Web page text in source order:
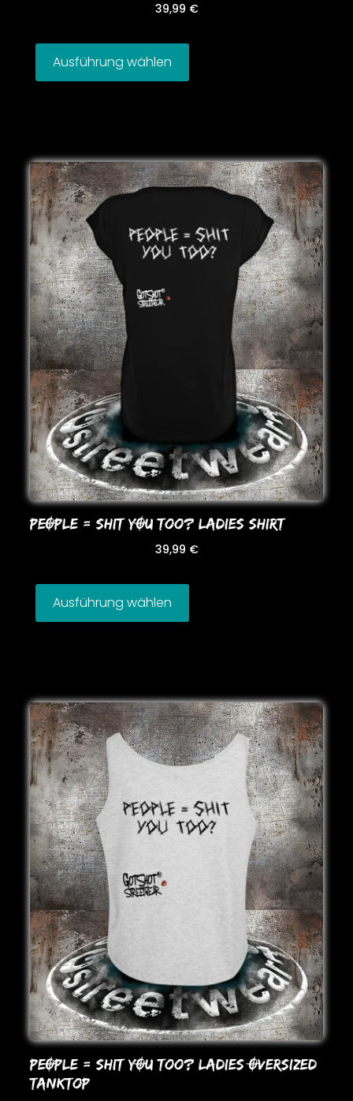
39,99 €
Ausführung wählen
PEOPLE = SHIT YOU Too? LADIES SHIRT
39,99 €
Ausführung wählen
PEOPLE = SHIT YOU Too? LADIES OVERSIZED
TANKToP